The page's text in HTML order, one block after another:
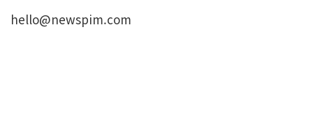
hello@newspim.com